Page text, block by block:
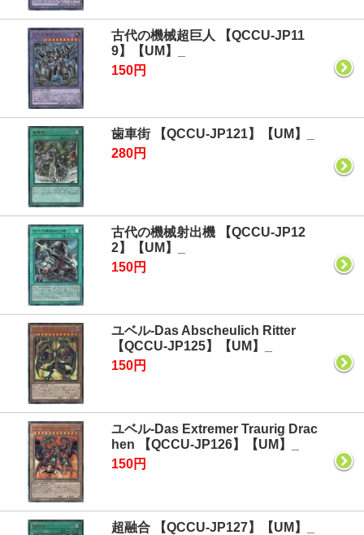
古代の機械超巨人 【QCCU-JP11
9】【UM】_
150円
歯車街 【QCCU-JP121】【UM】_
280円
古代の機械射出機 【QCCU-JP12
2】【UM】_
150円
ユベル-Das Abscheulich Ritter
【QCCU-JP125】【UM】_
150円
ユベル-Das Extremer Traurig Drac
hen 【QCCU-JP126】【UM】_
150円
超融合 【QCCU-JP127】【UM】_